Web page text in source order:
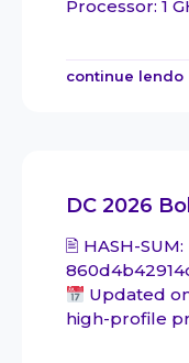
Processor: 1
continue lendo
DC 2026
🖹 HASH-SUM:
Updated
high-profile